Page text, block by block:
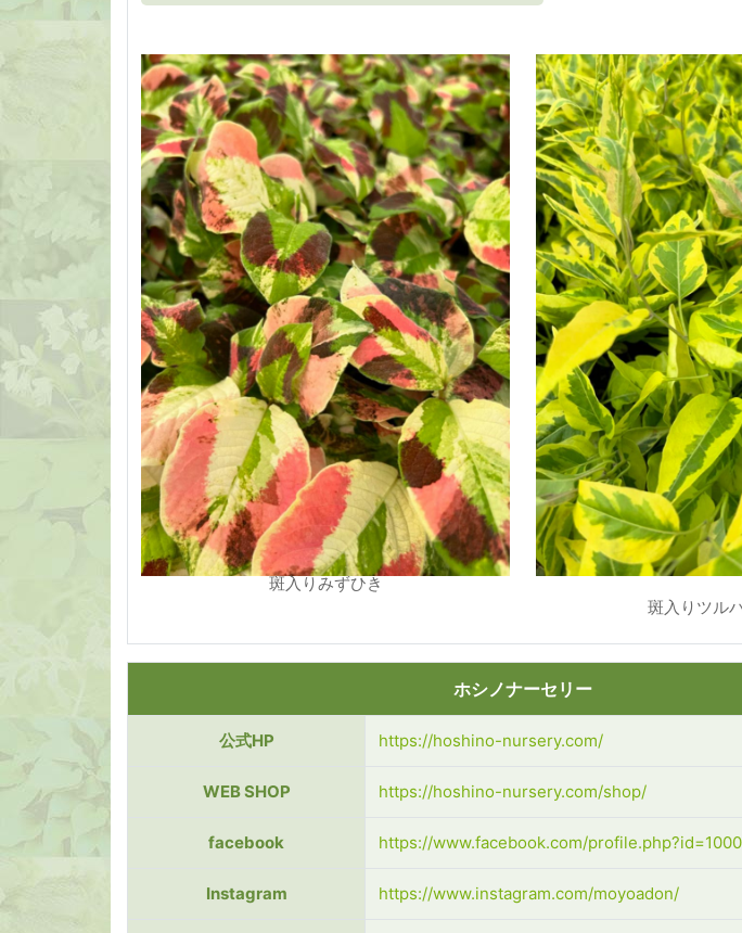
斑入りみずひき
斑入りツル
ホシノナーセリー
公式HP https://hoshino-nursery.com/
WEB SHOP https://hoshino-nursery.com/shop/
facebook https://www.facebook.com/
Instagram https://www.instagram.com/moyoadon/